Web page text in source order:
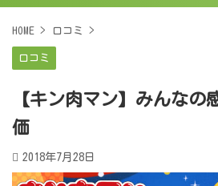
HOME > 口コミ >
口コミ
【キン肉マン】みんなの
価
2018年7月28日